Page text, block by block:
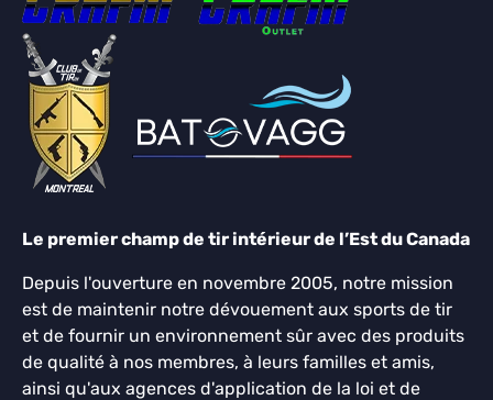
Le premier champ de tir intérieur de l’Est du Canada
Depuis l'ouverture en novembre 2005, notre mission
est de maintenir notre dévouement aux sports de tir
et de fournir un environnement sûr avec des produits
de qualité à nos membres, à leurs familles et amis,
ainsi qu'aux agences d'application de la loi et de